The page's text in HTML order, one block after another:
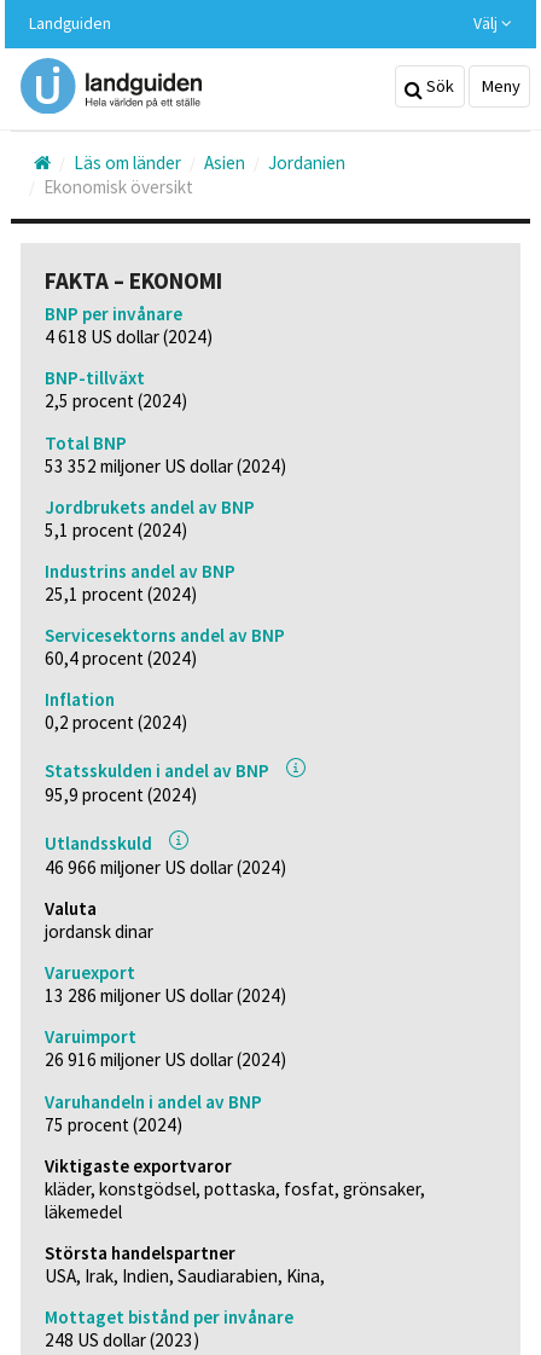
huvudinnehållet
Landguiden Välj
Sök Meny
Läs om länder Asien
Jordanien
Ekonomisk översikt
FAKTA – EKONOMI
BNP per invånare
4 618 US dollar (2024)
BNP-tillväxt
2,5 procent (2024)
Total BNP
53 352 miljoner US dollar (2024)
Jordbrukets andel av BNP
5,1 procent (2024)
Industrins andel av BNP
25,1 procent (2024)
Servicesektorns andel av BNP
60,4 procent (2024)
Inflation
0,2 procent (2024)
Statsskulden i andel av BNP
95,9 procent (2024)
Utlandsskuld
46 966 miljoner US dollar (2024)
Valuta
jordansk dinar
Varuexport
13 286 miljoner US dollar (2024)
Varuimport
26 916 miljoner US dollar (2024)
Varuhandeln i andel av BNP
75 procent (2024)
Viktigaste exportvaror
kläder, konstgödsel, pottaska, fosfat, grönsaker,
läkemedel
Största handelspartner
USA, Irak, Indien, Saudiarabien, Kina,
Mottaget bistånd per invånare
248 US dollar (2023)